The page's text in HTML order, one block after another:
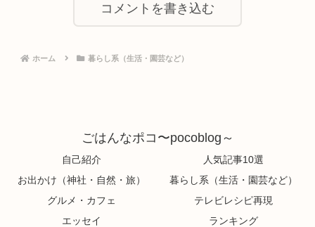
コメントを書き込む
ホーム 暮らし系（生活・園芸など）
ごはんなポコ〜pocoblog～
自己紹介
人気記事10選
お出かけ（神社・自然・旅）
暮らし系（生活・園芸など）
グルメ・カフェ
テレビレシピ再現
エッセイ
ランキング